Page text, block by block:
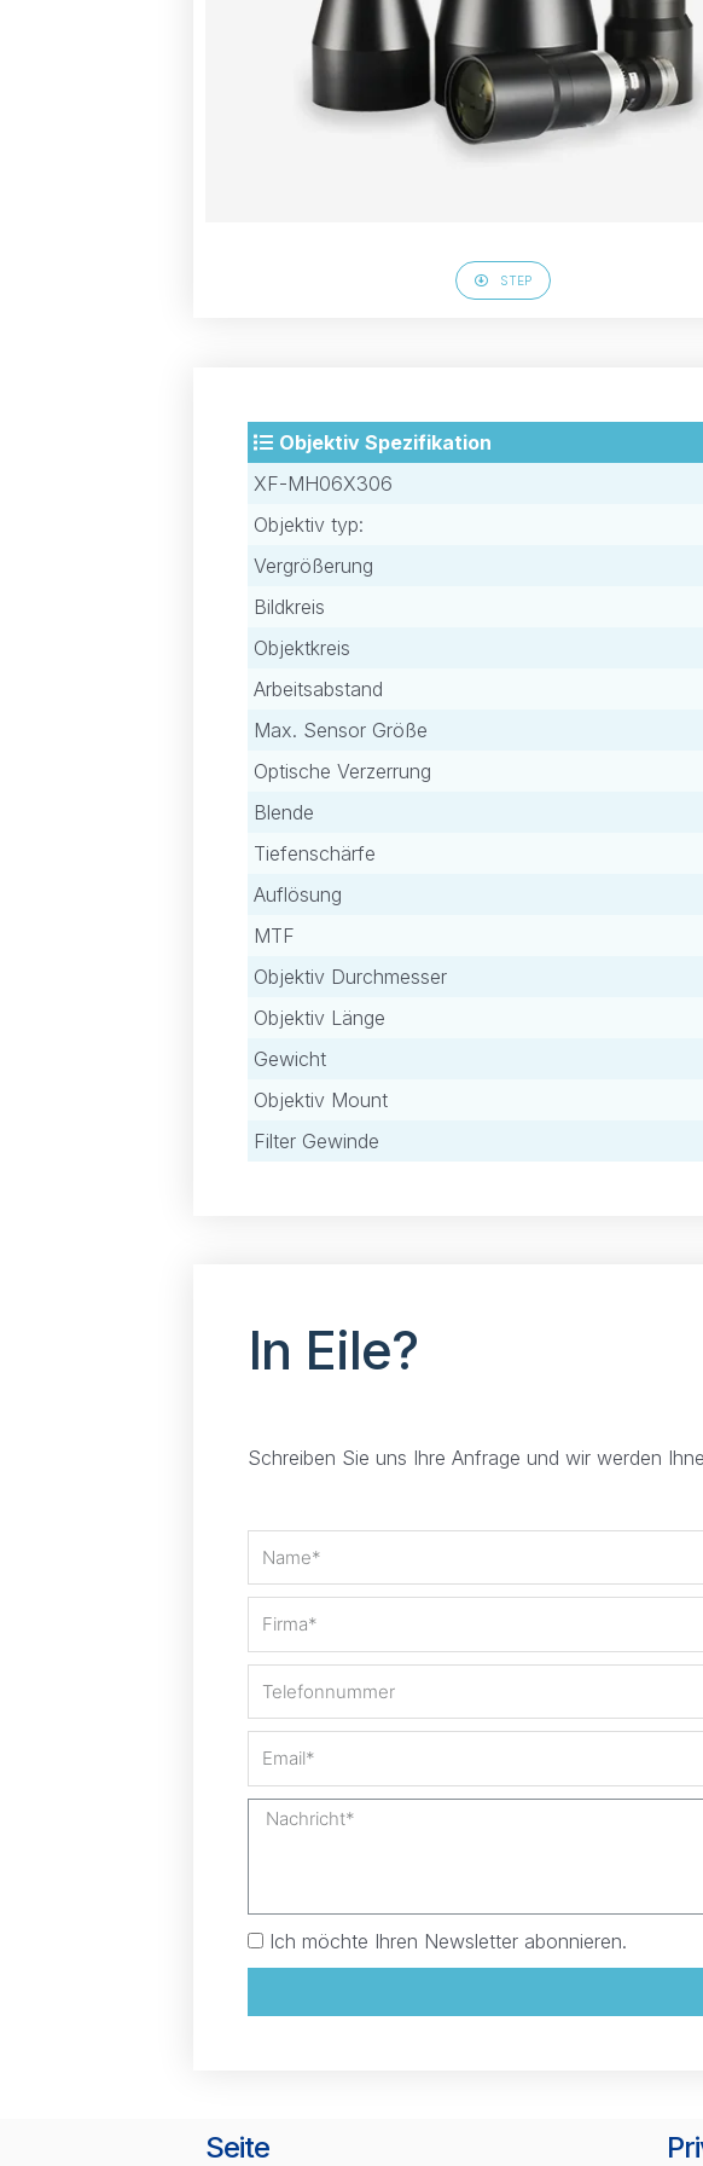
STEP
Objektiv Spezifikation
XF-MH06X306
Objektiv typ:
Vergrößerung
Bildkreis
Objektkreis
Arbeitsabstand
Max. Sensor Größe
Optische Verzerrung
Blende
Tiefenschärfe
Auflösung
MTF
Objektiv Durchmesser
Objektiv Länge
Gewicht
Objektiv Mount
Filter Gewinde
In Eile?
Schreiben Sie uns Ihre Anfrage und wir werden
Ich möchte Ihren Newsletter abonnieren.
Seite